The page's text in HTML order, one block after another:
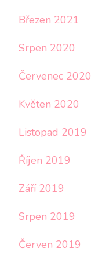
Březen 2021
Srpen 2020
Červenec 2020
Květen 2020
Listopad 2019
Říjen 2019
Září 2019
Srpen 2019
Červen 2019